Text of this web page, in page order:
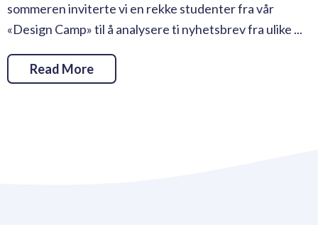
sommeren inviterte vi en rekke studenter fra vår
«Design Camp» til å analysere ti nyhetsbrev fra ulike ...
Read More